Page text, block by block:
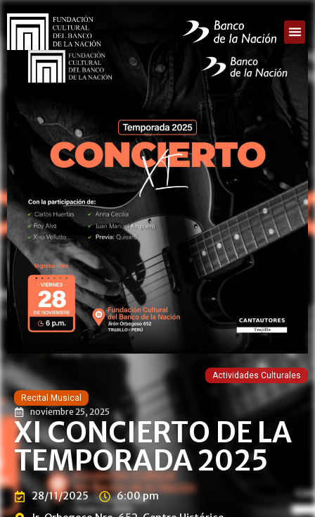
Actividades Culturales
Recital Musical
noviembre 25, 2025
XI CONCIERTO DE LA
TEMPORADA 2025
28/11/2025
6:00 pm